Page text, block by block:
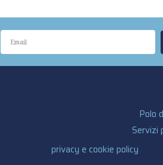
Polo
Servizi
privacy e cookie policy